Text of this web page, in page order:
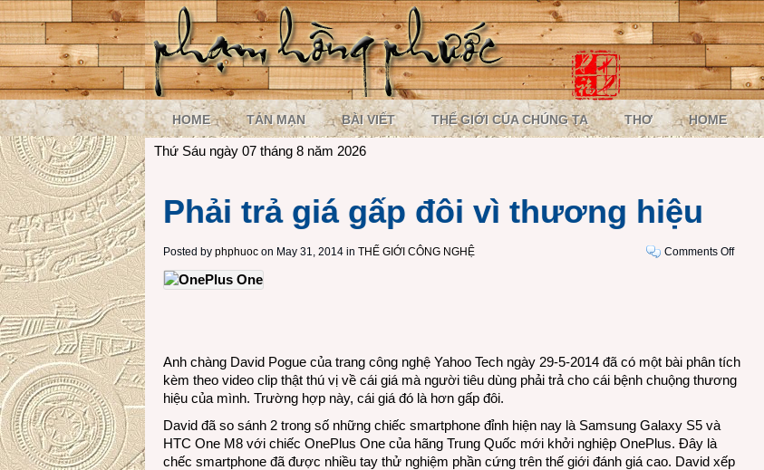
HOME TẢN MẠN BÀI VIẾT THẾ GIỚI CỦA CHÚNG TA THƠ HOME
Thứ Sáu ngày 07 tháng 8 năm 2026
Phải trả giá gấp đôi vì thương hiệu
Posted by phphuoc on May 31, 2014 in THẾ GIỚI CÔNG NGHỆ Comments Offon
vì
thương
Anh chàng David Pogue của trang công nghệ Yahoo Tech ngày 29-5-2014 đã có một bài phân tích
kèm theo video clip thật thú vị về cái giá mà người tiêu dùng phải trả cho cái bệnh chuộng thương
hiệu của mình. Trường hợp này, cái giá đó là hơn gấp đôi.
David đã so sánh 2 trong số những chiếc smartphone đỉnh hiện nay là Samsung Galaxy S5 và
HTC One M8 với chiếc OnePlus One của hãng Trung Quốc mới khởi nghiệp OnePlus. Đây là
chếc smartphone đã được nhiều tay thử nghiệm phần cứng trên thế giới đánh giá cao. David xếp